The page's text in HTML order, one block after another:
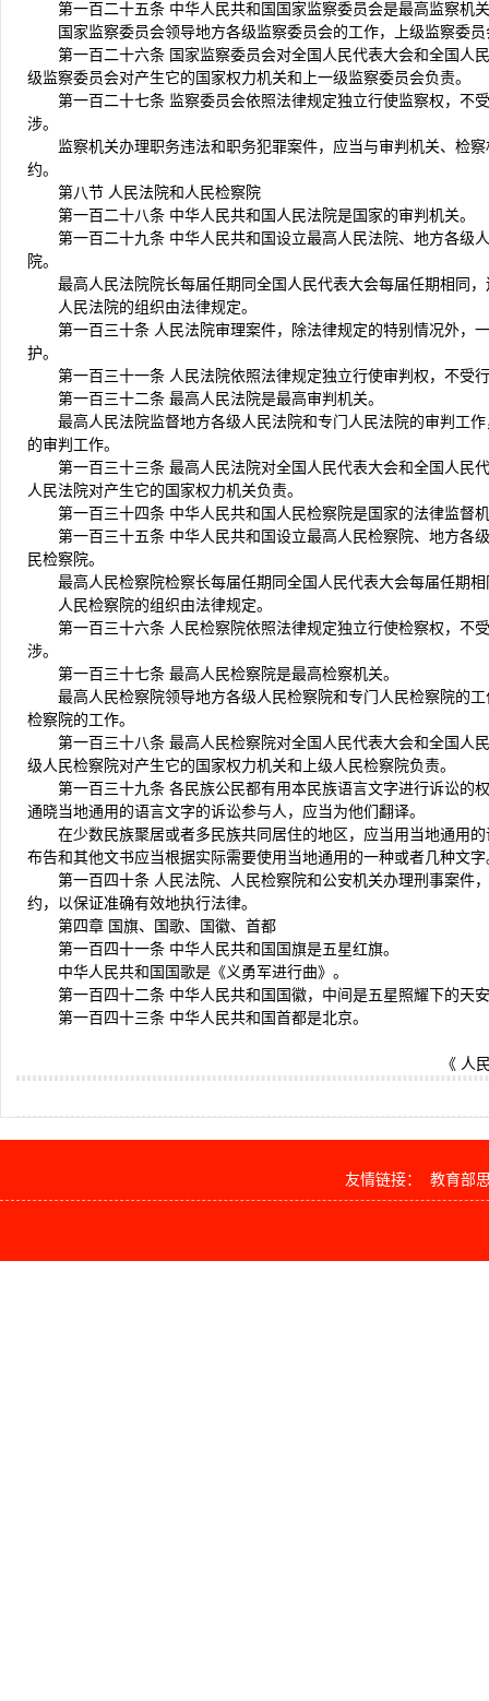
第一百二十五条 中华人民共和国国家监察委员会是最高监察机
国家监察委员会领导地方各级监察委员会的工作，上级监察委
第一百二十六条 国家监察委员会对全国人民代表大会和全国人
级监察委员会对产生它的国家权力机关和上一级监察委员会负责。
第一百二十七条 监察委员会依照法律规定独立行使监察权，不
涉。
监察机关办理职务违法和职务犯罪案件，应当与审判机关、检
约。
第八节 人民法院和人民检察院
第一百二十八条 中华人民共和国人民法院是国家的审判机关。
第一百二十九条 中华人民共和国设立最高人民法院、地方各级
院。
最高人民法院院长每届任期同全国人民代表大会每届任期相同
人民法院的组织由法律规定。
第一百三十条 人民法院审理案件，除法律规定的特别情况外，
护。
第一百三十一条 人民法院依照法律规定独立行使审判权，不受
第一百三十二条 最高人民法院是最高审判机关。
最高人民法院监督地方各级人民法院和专门人民法院的审判工
的审判工作。
第一百三十三条 最高人民法院对全国人民代表大会和全国人民
人民法院对产生它的国家权力机关负责。
第一百三十四条 中华人民共和国人民检察院是国家的法律监督
第一百三十五条 中华人民共和国设立最高人民检察院、地方各
民检察院。
最高人民检察院检察长每届任期同全国人民代表大会每届任期
人民检察院的组织由法律规定。
第一百三十六条 人民检察院依照法律规定独立行使检察权，不
涉。
第一百三十七条 最高人民检察院是最高检察机关。
最高人民检察院领导地方各级人民检察院和专门人民检察院的
检察院的工作。
第一百三十八条 最高人民检察院对全国人民代表大会和全国人
级人民检察院对产生它的国家权力机关和上级人民检察院负责。
第一百三十九条 各民族公民都有用本民族语言文字进行诉讼的
通晓当地通用的语言文字的诉讼参与人，应当为他们翻译。
在少数民族聚居或者多民族共同居住的地区，应当用当地通用
布告和其他文书应当根据实际需要使用当地通用的一种或者几种文字
第一百四十条 人民法院、人民检察院和公安机关办理刑事案件
约，以保证准确有效地执行法律。
第四章 国旗、国歌、国徽、首都
第一百四十一条 中华人民共和国国旗是五星红旗。
中华人民共和国国歌是《义勇军进行曲》。
第一百四十二条 中华人民共和国国徽，中间是五星照耀下的天
第一百四十三条 中华人民共和国首都是北京。
《 人
友情链接： 教育部